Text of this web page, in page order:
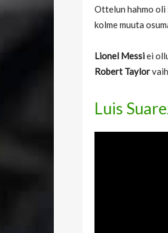
Ottelun hahmo
kolme muuta
Lionel Messiei
Robert Taylor
Luis